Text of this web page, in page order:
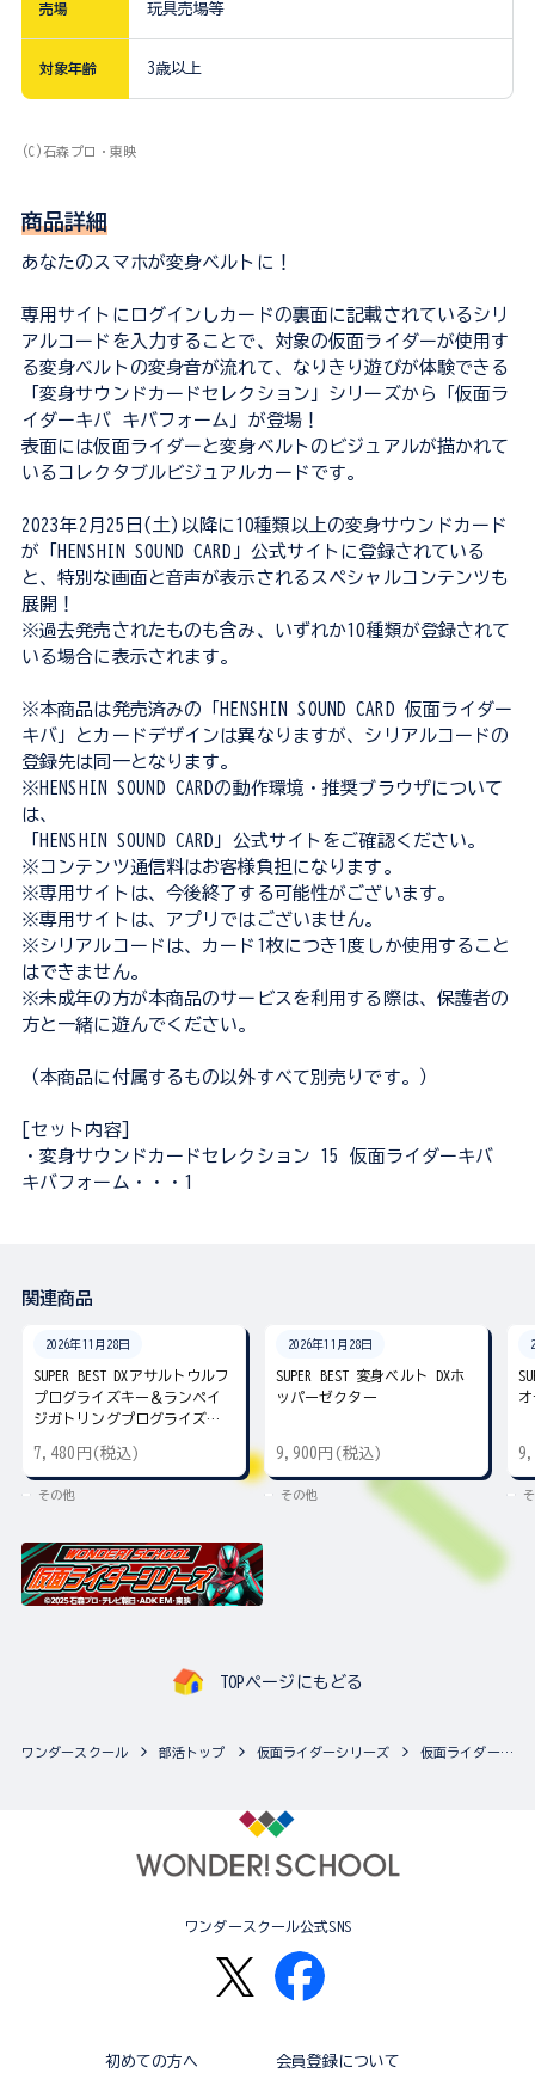
売場 玩具売場等
対象年齢 3歳以上
(C)石森プロ・東映
商品詳細
あなたのスマホが変身ベルトに！
専用サイトにログインしカードの裏面に記載されているシリ
アルコードを入力することで、対象の仮面ライダーが使用す
る変身ベルトの変身音が流れて、なりきり遊びが体験できる
「変身サウンドカードセレクション」シリーズから「仮面ラ
イダーキバ キバフォーム」が登場！
表面には仮面ライダーと変身ベルトのビジュアルが描かれて
いるコレクタブルビジュアルカードです。
2023年2月25日(土)以降に10種類以上の変身サウンドカード
が「HENSHIN SOUND CARD」公式サイトに登録されている
と、特別な画面と音声が表示されるスペシャルコンテンツも
展開！
※過去発売されたものも含み、いずれか10種類が登録されて
いる場合に表示されます。
※本商品は発売済みの「HENSHIN SOUND CARD 仮面ライダー
キバ」とカードデザインは異なりますが、シリアルコードの
登録先は同一となります。
※HENSHIN SOUND CARDの動作環境・推奨ブラウザについて
は、
「HENSHIN SOUND CARD」公式サイトをご確認ください。
※コンテンツ通信料はお客様負担になります。
※専用サイトは、今後終了する可能性がございます。
※専用サイトは、アプリではございません。
※シリアルコードは、カード1枚につき1度しか使用すること
はできません。
※未成年の方が本商品のサービスを利用する際は、保護者の
方と一緒に遊んでください。
（本商品に付属するもの以外すべて別売りです。）
[セット内容]
・変身サウンドカードセレクション 15 仮面ライダーキバ
キバフォーム・・・1
関連商品
2026年11月28日
SUPER BEST DXアサルトウルフ
プログライズキー＆ランペイ
ジガトリングプログライズキ
7,480円(税込)
その他
2026年11月28日
SUPER BEST 変身ベルト DXホ
ッパーゼクター
9,900円(税込)
その他
TOPページにもどる
ワンダースクール 部活トップ 仮面ライダーシリーズ 仮面ライダーシリーズの最新商品一覧
ワンダースクール公式SNS
初めての方へ 会員登録について